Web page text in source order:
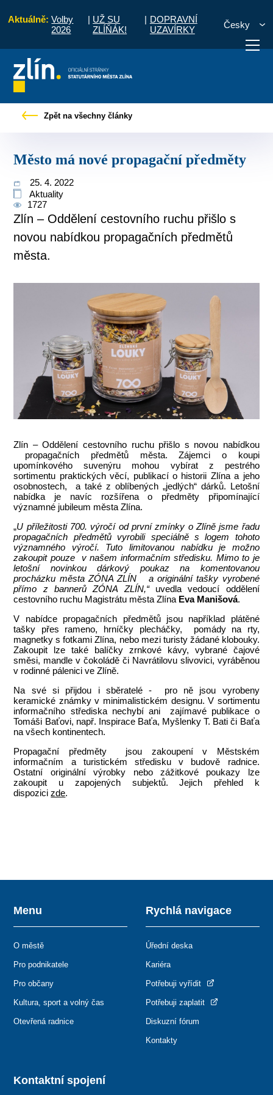
Aktuálně: Volby
2026
| UŽ SU
ZLÍŇÁK!
| DOPRAVNÍ
UZAVÍRKY
Česky
vyřídit Potřebuji zaplatit
Zpět na všechny články
Město má nové propagační předměty
25. 4. 2022
Aktuality
1727
Zlín – Oddělení cestovního ruchu přišlo s
novou nabídkou propagačních předmětů
města.
Zlín – Oddělení cestovního ruchu přišlo s novou nabídkou
propagačních předmětů města. Zájemci o koupi
upomínkového suvenýru mohou vybírat z pestrého
sortimentu praktických věcí, publikací o historii Zlína a jeho
osobnostech, a také z oblíbených „jedlých“ dárků. Letošní
nabídka je navíc rozšířena o předměty připomínající
významné jubileum města Zlína.
„U příležitosti 700. výročí od první zmínky o Zlíně jsme řadu
propagačních předmětů vyrobili speciálně s logem tohoto
významného výročí. Tuto limitovanou nabídku je možno
zakoupit pouze v našem informačním středisku. Mimo to je
letošní novinkou dárkový poukaz na komentovanou
procházku města ZÓNA ZLÍN a originální tašky vyrobené
přímo z bannerů ZÓNA ZLÍN,“ uvedla vedoucí oddělení
cestovního ruchu Magistrátu města Zlína Eva Manišová.
V nabídce propagačních předmětů jsou například plátěné
tašky přes rameno, hrníčky plecháčky, pomády na rty,
magnetky s fotkami Zlína, nebo mezi turisty žádané klobouky.
Zakoupit lze také balíčky zrnkové kávy, vybrané čajové
směsi, mandle v čokoládě či Navrátilovu slivovici, vyráběnou
v rodinné pálenici ve Zlíně.
Na své si přijdou i sběratelé - pro ně jsou vyrobeny
keramické známky v minimalistickém designu. V sortimentu
informačního střediska nechybí ani zajímavé publikace o
Tomáši Baťovi, např. Inspirace Baťa, Myšlenky T. Bati či Baťa
na všech kontinentech.
Propagační předměty jsou zakoupení v Městském
informačním a turistickém středisku v budově radnice.
Ostatní originální výrobky nebo zážitkové poukazy lze
zakoupit u zapojených subjektů. Jejich přehled k
dispozicizde.
Kontaktní spojení
Menu
O městě
Pro podnikatele
Pro občany
Kultura, sport a volný čas
Otevřená radnice
Rychlá navigace
Úřední deska
Kariéra
Potřebuji vyřídit
Potřebuji zaplatit
Diskuzní fórum
Kontakty